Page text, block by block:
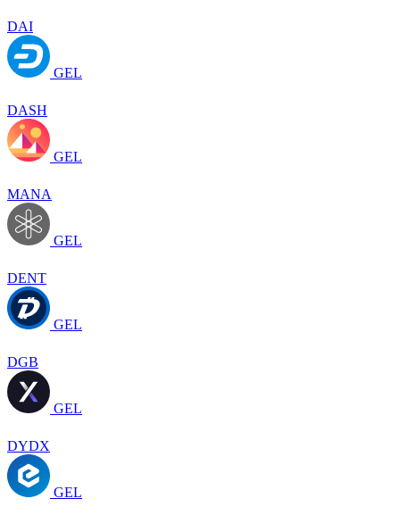
DAI
GEL
DASH
GEL
MANA
GEL
DENT
GEL
DGB
GEL
DYDX
GEL